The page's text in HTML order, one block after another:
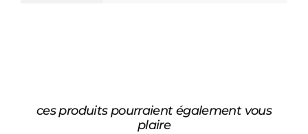
ces produits pourraient également vous
plaire